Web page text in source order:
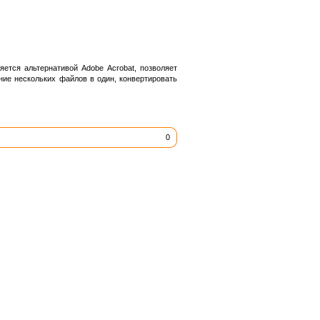
альтернативой Adobe Acrobat, позволяет
нескольких файлов в один, конвертировать
0